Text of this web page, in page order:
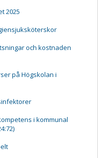
2025
och kostnaden
på Högskolan i
i kommunal